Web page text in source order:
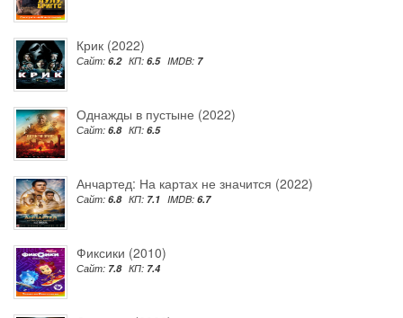
Крик (2022)
Сайт: 6.2 КП: 6.5 IMDB: 7
Однажды в пустыне (2022)
Сайт: 6.8 КП: 6.5
Анчартед: На картах не значится (2022)
Сайт: 6.8 КП: 7.1 IMDB: 6.7
Фиксики (2010)
Сайт: 7.8 КП: 7.4